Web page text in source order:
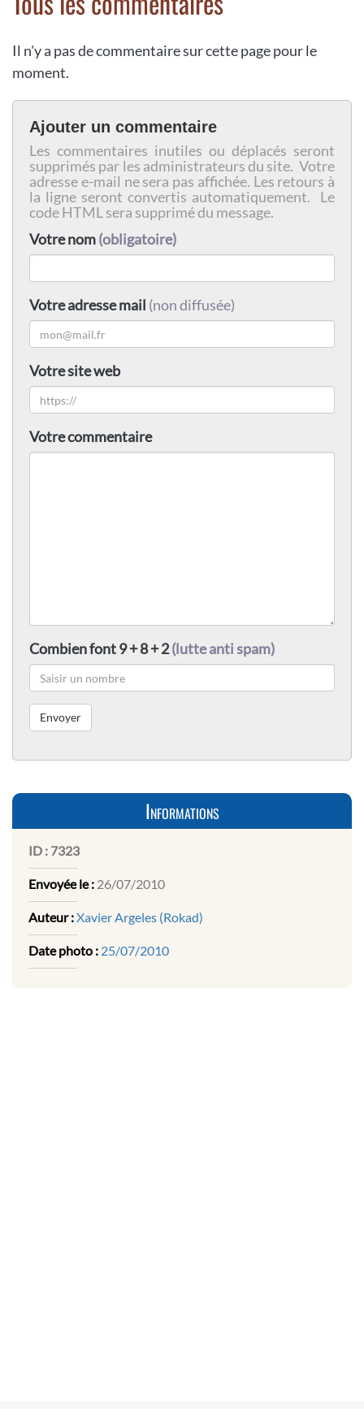
Il n'y a pas de commentaire sur cette page pour le
moment.
Ajouter un commentaire
Les commentaires inutiles ou déplacés seront
supprimés par les administrateurs du site. Votre
adresse e-mail ne sera pas affichée. Les retours à
la ligne seront convertis automatiquement. Le
code HTML sera supprimé du message.
Votre nom(obligatoire)
Votre adresse mail (non diffusée)
Votre site web
Votre commentaire
Combien font 9 + 8 + 2(lutte anti spam)
Informations
ID : 7323
Envoyée le : 26/07/2010
Auteur :Xavier Argeles (Rokad)
Date photo : 25/07/2010